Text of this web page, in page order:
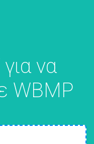
να
WBMP